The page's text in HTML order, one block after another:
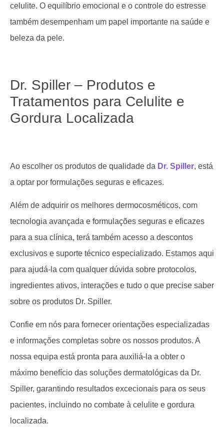
celulite. O equilíbrio emocional e o controle do estresse
também desempenham um papel importante na saúde e
beleza da pele.
Dr. Spiller – Produtos e
Tratamentos para Celulite e
Gordura Localizada
Ao escolher os produtos de qualidade da Dr. Spiller, está
a optar por formulações seguras e eficazes.
Além de adquirir os melhores dermocosméticos, com
tecnologia avançada e formulações seguras e eficazes
para a sua clínica, terá também acesso a descontos
exclusivos e suporte técnico especializado. Estamos aqui
para ajudá-la com qualquer dúvida sobre protocolos,
ingredientes ativos, interações e tudo o que precise saber
sobre os produtos Dr. Spiller.
Confie em nós para fornecer orientações especializadas
e informações completas sobre os nossos produtos. A
nossa equipa está pronta para auxiliá-la a obter o
máximo benefício das soluções dermatológicas da Dr.
Spiller, garantindo resultados excecionais para os seus
pacientes, incluindo no combate à celulite e gordura
localizada.